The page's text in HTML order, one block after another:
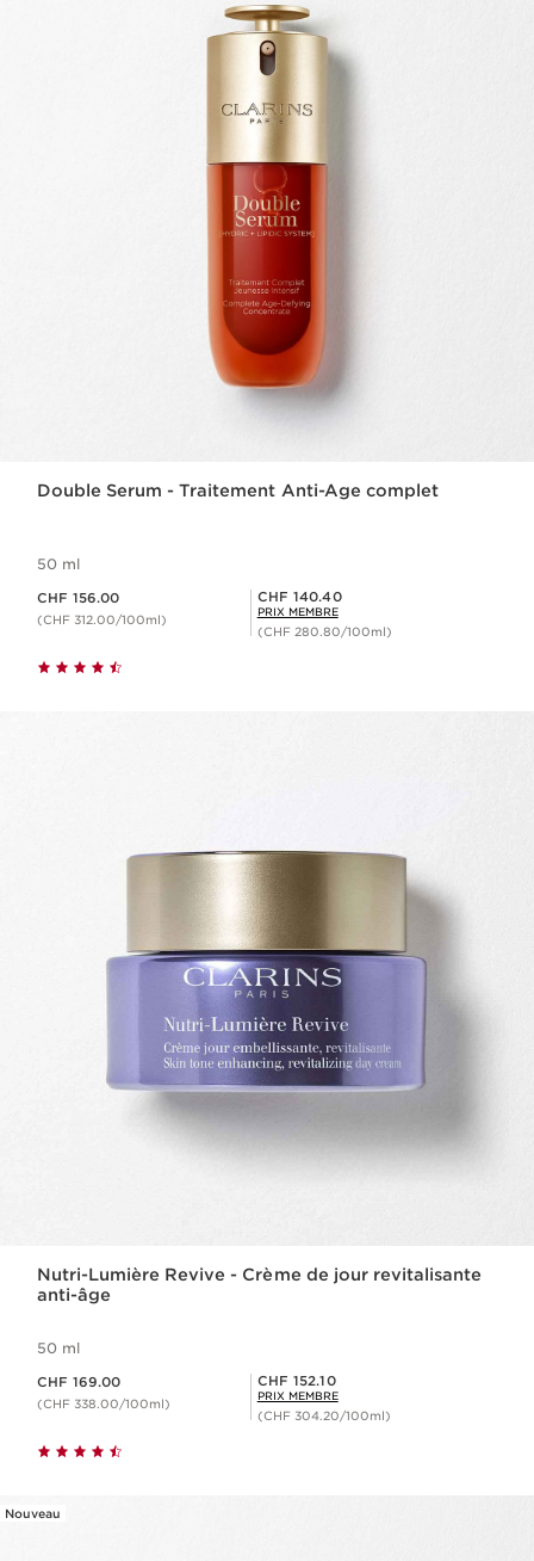
Double Serum - Traitement Anti-Age complet
50 ml
CHF 156.00
(CHF 312.00/100ml)
Prix Sérénité CHF 140.40
CHF 140.40
PRIX MEMBRE
(CHF 280.80/100ml)
Nutri-Lumière Revive - Crème de jour revitalisante
anti-âge
50 ml
CHF 169.00
(CHF 338.00/100ml)
Prix Sérénité CHF 152.10
CHF 152.10
PRIX MEMBRE
(CHF 304.20/100ml)
Nouveau